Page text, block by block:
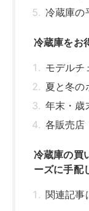
冷蔵庫の
冷蔵庫をお
モデルチ
夏と冬の
年末・歳
各販売店
冷蔵庫の買
ーズに手配
関連記事